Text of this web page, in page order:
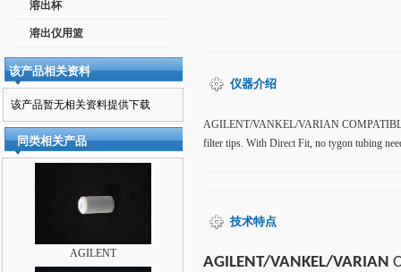
溶出杯
溶出仪用篮
该产品相关资料
该产品暂无相关资料提供下载
同类相关产品
AGILENT
仪器介绍
AGILENT/VANKEL/VARIAN
filter tips. With Direct Fit, no tygon tubing
技术特点
AGILENT/VANKEL/VARIAN